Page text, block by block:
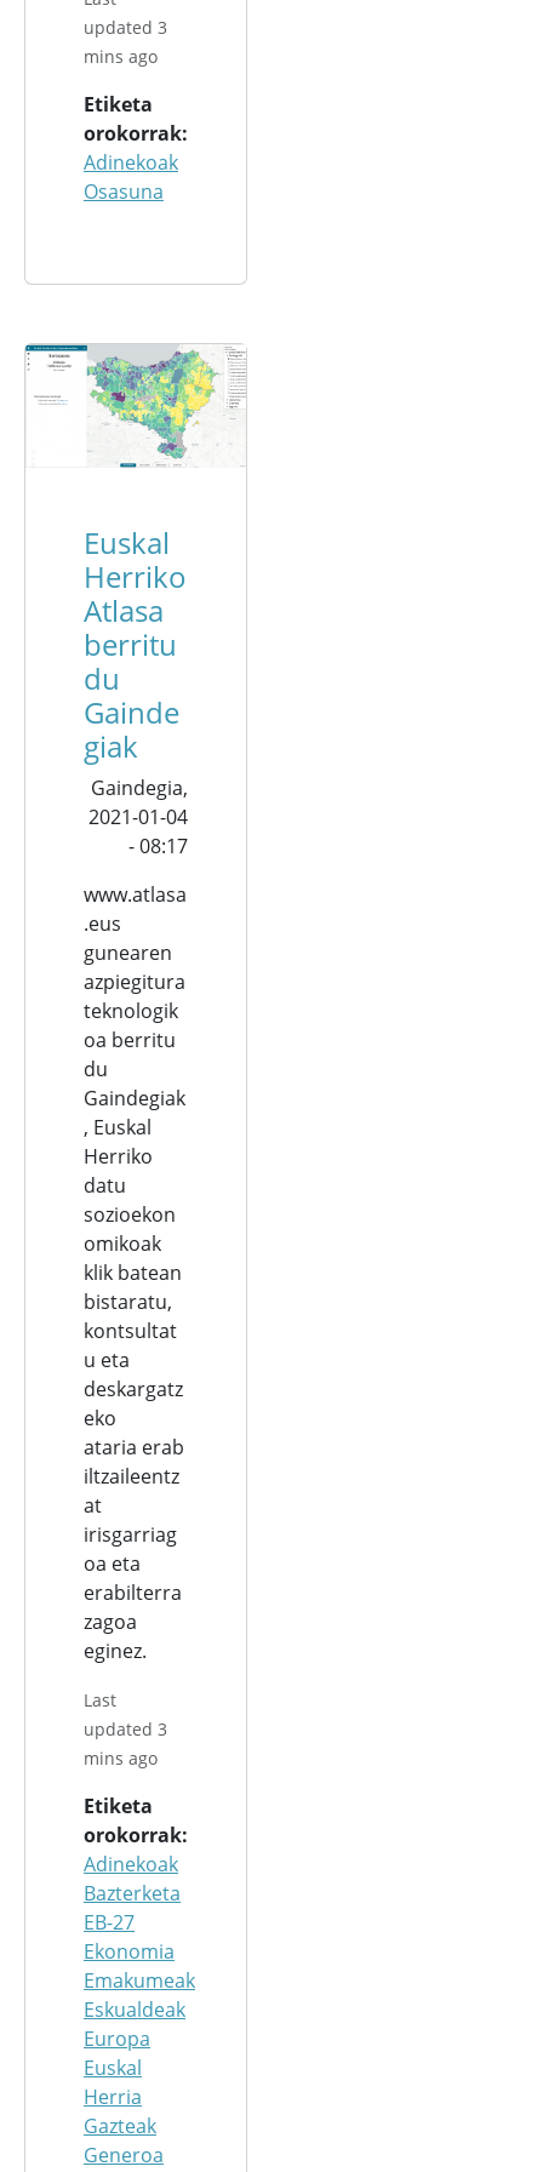
updated 3
mins ago
Etiketa
orokorrak
Adinekoak
Osasuna
Euskal
Herriko
Atlasa
berritu
du
Gainde
giak
Gaindegia,
2021-01-04
- 08:17
www.atlasa
.eus
gunearen
azpiegitura
teknologik
oa berritu
du
Gaindegiak
, Euskal
Herriko
datu
sozioekon
omikoak
klik batean
bistaratu,
kontsultat
u eta
deskargatz
eko
ataria erab
iltzaileentz
at
irisgarriag
oa eta
erabilterra
zagoa
eginez.
Last
updated 3
mins ago
Etiketa
orokorrak
Adinekoak
Bazterketa
EB-27
Ekonomia
Emakumeak
Eskualdeak
Europa
Euskal
Herria
Gazteak
Generoa